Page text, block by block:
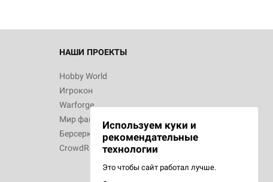
НАШИ ПРОЕКТЫ
Hobby World
Игрокон
Warforge
Мир фантастики
Берсерк
CrowdRepublic
Используем куки и
рекомендательные
технологии
Это чтобы сайт работал лучше.